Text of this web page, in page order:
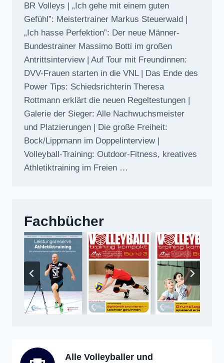
BR Volleys | „Ich gehe mit einem guten
Gefühl”: Meistertrainer Markus Steuerwald |
„Ich hasse Perfektion”: Der neue Männer-
Bundestrainer Massimo Botti im großen
Antrittsinterview | Auf Tour mit Freundinnen:
DVV-Frauen starten in die VNL | Das Ende des
Power Tips: Schiedsrichterin Theresa
Rottmann erklärt die neuen Regeltestungen |
Galerie der Sieger: Alle Nachwuchsmeister
und Platzierungen | Die große Freiheit:
Bock/Lippmann im Doppelinterview |
Volleyball-Training: Outdoor-Fitness, kreatives
Athletiktraining im Freien …
Fachbücher
Alle Volleyballer und